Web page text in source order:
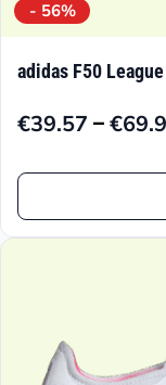
- 56%
adidas F50
€39.57 –€
Preisspanne:
€39.57
€69.95
Dieses
Produkt
auf.